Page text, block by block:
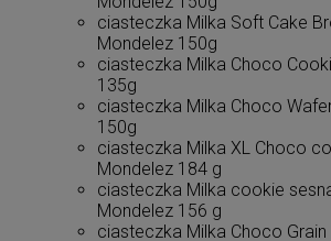
ciasteczka Milka Soft Cake
Mondelez 150g
ciasteczka Milka Choco
135g
ciasteczka Milka Choco
150g
ciasteczka Milka XL Choco
Mondelez 184 g
ciasteczka Milka cookie
Mondelez 156 g
ciasteczka Milka Choco